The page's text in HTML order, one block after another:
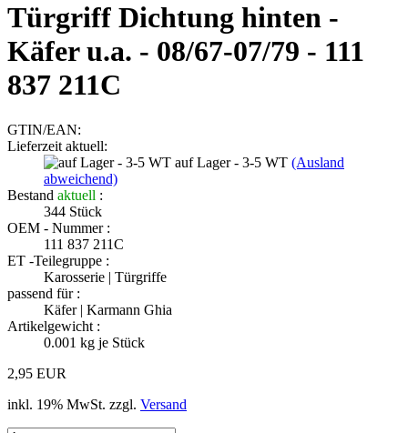
Türgriff Dichtung hinten -
Käfer u.a. - 08/67-07/79 - 111
837 211C
GTIN/EAN:
Lieferzeit aktuell:
auf Lager - 3-5 WT (Ausland
abweichend)
Bestand aktuell :
344 Stück
OEM - Nummer :
111 837 211C
ET -Teilegruppe :
Karosserie | Türgriffe
passend für :
Käfer | Karmann Ghia
Artikelgewicht :
0.001 kg je Stück
2,95 EUR
inkl. 19% MwSt. zzgl. Versand